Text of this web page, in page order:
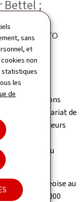
sans
et
non
statistiques
les
de
Bettel ;
de la
Mauro
des relations
un partenariat de
des valeurs
Ils ont
croissantes du
luxembourgeoise au
les 33.000